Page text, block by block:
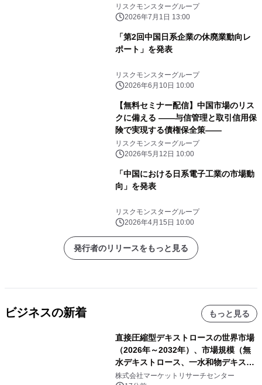
無料となるキャンペーンを開始
リスクモンスターグループ
2026年7月1日 13:00
「第2回中国日系企業の休廃業動向レ
ポート」を発表
リスクモンスターグループ
2026年6月10日 10:00
【無料セミナー配信】中国市場のリス
クに備える ――与信管理と取引信用保
険で実現する債権保全策――
リスクモンスターグループ
2026年5月12日 10:00
「中国における日系電子工業の市場動
向」を発表
リスクモンスターグループ
2026年4月15日 10:00
発行者のリリースをもっと見る
ビジネスの新着 もっと見る
直接圧縮型デキストロースの世界市場
（2026年～2032年）、市場規模（無
水デキストロース、一水和物デキスト
ロース）・分析レポートを発表
株式会社マーケットリサーチセンター